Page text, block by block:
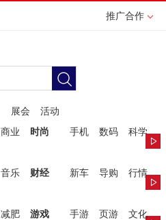
推广合作
展会
活动
商业 时尚 手机 数码
科学
音乐 财经 新车 导购
行情
减肥 游戏 手游 页游
文化